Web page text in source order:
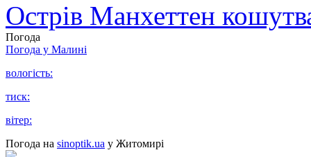
Острів Манхеттен
Погода
Погода у Малині
вологість:
тиск:
вітер:
Погода на sinoptik.ua у Житомирі